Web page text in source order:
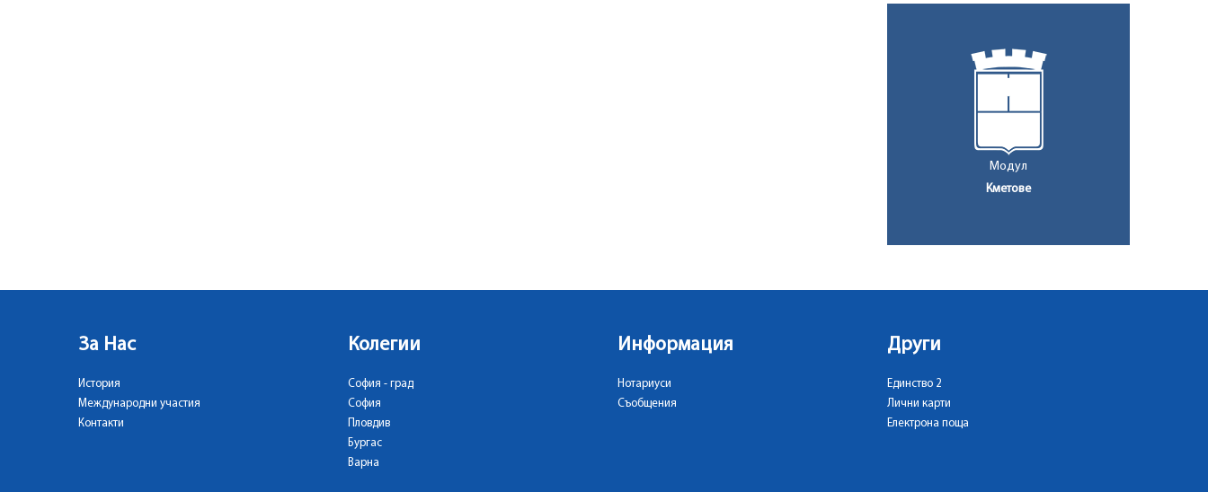
Модул
Кметове
За Нас
История
Международни участия
Контакти
Колегии
София - град
София
Пловдив
Бургас
Варна
Информация
Нотариуси
Съобщения
Други
Единство 2
Лични карти
Електрона поща